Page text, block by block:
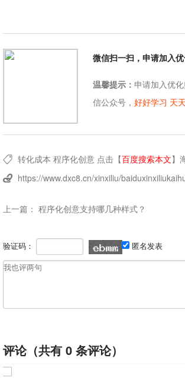
微信扫一扫，申请加入优
温馨提示： 申请加入优
信公众号， 好好学习 天
 转化成本 程序化创意点击【百度搜索本文】
 https://www.dxc8.cn/xinxiliu/
上一篇： 程序化创意支持哪几种样式？
验证码： 匿名发表
评论（共有 0 条评论）